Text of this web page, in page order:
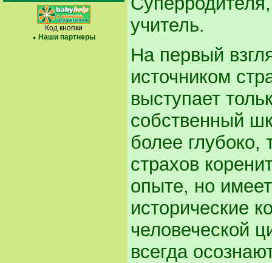
Код кнопки
Наши партнеры
учитель.
На первый
источником
выступает
собственный
более глубоко,
страхов
опыте, но
исторические
человеческой
всегда